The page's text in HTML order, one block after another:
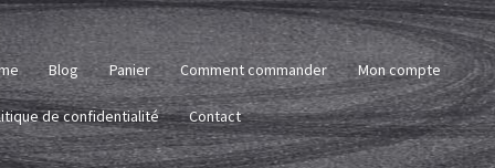
Blog Panier Comment commander Mon compte
de confidentialité Contact